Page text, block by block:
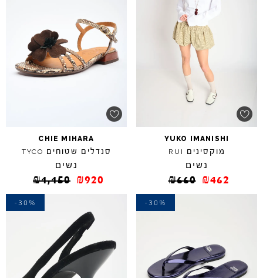
YUKO IMANISHI
מוקסינים RUI
נשים
₪660 ₪462
CHIE MIHARA
סנדלים שטוחים TYCO
נשים
₪1,150 ₪920
-30%
-30%